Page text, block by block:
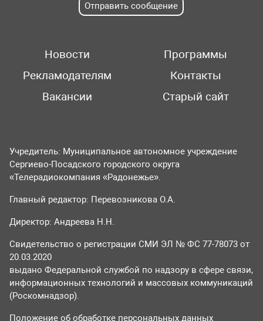
Отправить сообщение
Новости
Программы
Рекламодателям
Контакты
Вакансии
Старый сайт
Учредитель: Муниципальное автономное учреждение
Сергиево-Посадского городского округа
«Телерадиокомпания «Радонежье».
Главный редактор: Перевозникова О.А.
Директор: Андреева Н.Н.
Свидетельство о регистрации СМИ ЭЛ № ФС 77-78073 от
20.03.2020
выдано Федеральной службой по надзору в сфере связи,
информационных технологий и массовых коммуникаций
(Роскомнадзор).
Положение об обработке персональных данных